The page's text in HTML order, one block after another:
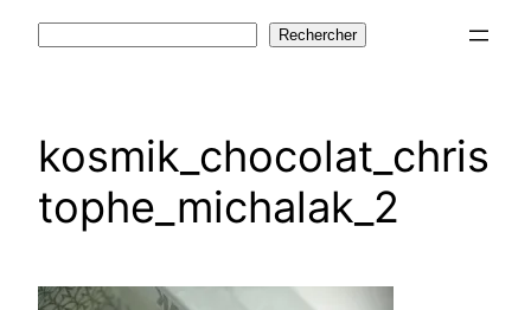
Rechercher
kosmik_chocolat_chris
tophe_michalak_2